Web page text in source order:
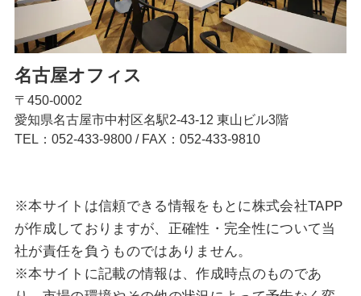
名古屋オフィス
〒450-0002
愛知県名古屋市中村区名駅2-43-12 東山ビル3階
TEL：052-433-9800/ FAX：052-433-9810
※本サイトは信頼できる情報をもとに株式会社TAPP
が作成しておりますが、正確性・完全性について当
社が責任を負うものではありません。
※本サイトに記載の情報は、作成時点のものであ